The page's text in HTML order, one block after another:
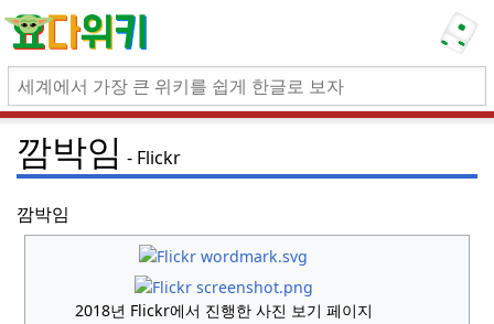
깜박임 Flickr
깜박임
2018년 Flickr에서 진행한 사진 보기 페이지